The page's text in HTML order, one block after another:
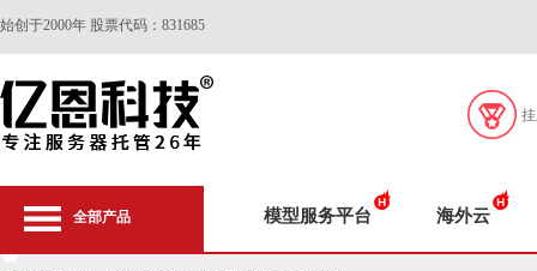
始创于2000年 股票代码：831685
全部产品 模型服务平台 海外云